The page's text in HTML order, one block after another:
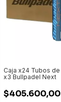
Caja x24 Tubos
x3 Bullpadel Next
$405.600,00